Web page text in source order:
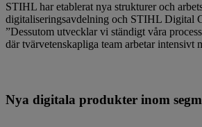
STIHL har etablerat nya strukturer och
digitaliseringsavdelning och STIHL Digital
”Dessutom utvecklar vi ständigt våra
där tvärvetenskapliga team arbetar intensivt
Nya digitala produkter inom